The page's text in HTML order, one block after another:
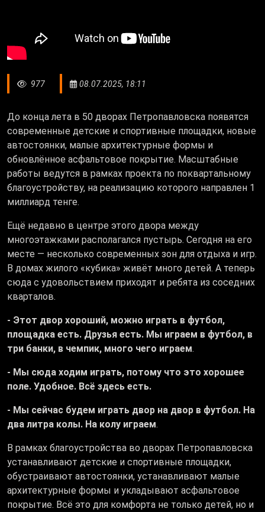
977 08.07.2025, 18:11
До конца лета в 50 дворах Петропавловска появятся
современные детские и спортивные площадки, новые
автостоянки, малые архитектурные формы и
обновлённое асфальтовое покрытие. Масштабные
работы ведутся в рамках проекта по поквартальному
благоустройству, на реализацию которого направлен 1
миллиард тенге.
Ещё недавно в центре этого двора между
многоэтажками располагался пустырь. Сегодня на его
месте — несколько современных зон для отдыха и игр.
В домах жилого «кубика» живёт много детей. А теперь
сюда с удовольствием приходят и ребята из соседних
кварталов.
- Этот двор хороший, можно играть в футбол,
площадка есть. Друзья есть. Мы играем в футбол, в
три банки, в чемпик, много чего играем.
- Мы сюда ходим играть, потому что это хорошее
поле. Удобное. Всё здесь есть.
- Мы сейчас будем играть двор на двор в футбол. На
два литра колы. На колу играем.
В рамках благоустройства во дворах Петропавловска
устанавливают детские и спортивные площадки,
обустраивают автостоянки, устанавливают малые
архитектурные формы и укладывают асфальтовое
покрытие. Всё это для комфорта не только детей, но и